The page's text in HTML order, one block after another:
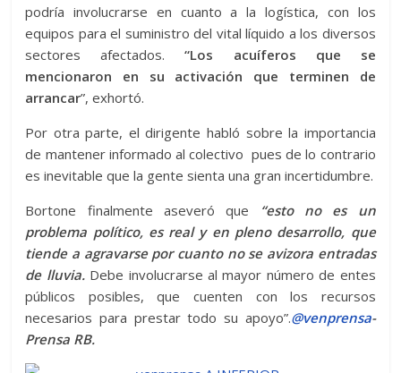
podría involucrarse en cuanto a la logística, con los
equipos para el suministro del vital líquido a los diversos
sectores afectados.“Los acuíferos que se
mencionaron en su activación que terminen de
arrancar”, exhortó.
Por otra parte, el dirigente habló sobre la importancia
de mantener informado al colectivo pues de lo contrario
es inevitable que la gente sienta una gran incertidumbre.
Bortone finalmente aseveró que
“esto no es un
problema político, es real y en pleno desarrollo, que
tiende a agravarse por cuanto no se avizora entradas
de lluvia.Debe involucrarse al mayor número de entes
públicos posibles, que cuenten con los recursos
necesarios para prestar todo su apoyo”.@venprensa-
Prensa RB.